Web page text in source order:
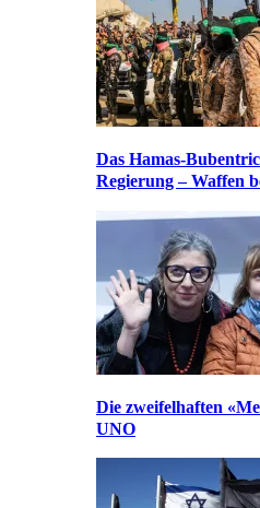
Das Hamas-
Regierung – Waffen
Die zweifelhaften
UNO